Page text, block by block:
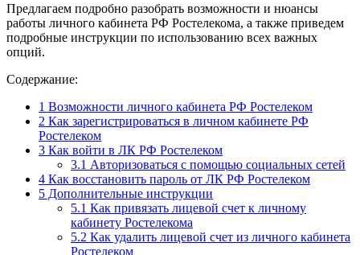
Предлагаем подробно разобрать возможности и нюансы
работы личного кабинета РФ Ростелекома, а также приведем
подробные инструкции по использованию всех важных
опций.
Содержание:
1 Возможности личного кабинета РФ Ростелеком
2 Как зарегистрироваться в личном кабинете РФ
Ростелеком
3 Как войти в ЛК РФ Ростелеком
3.1 Авторизоваться с помощью социальных сетей
4 Как восстановить пароль от ЛК РФ Ростелеком
5 Дополнительные инструкции
5.1 Как привязать лицевой счет к личному
кабинету Ростелекома
5.2 Как удалить лицевой счет из личного кабинета
Ростелеком